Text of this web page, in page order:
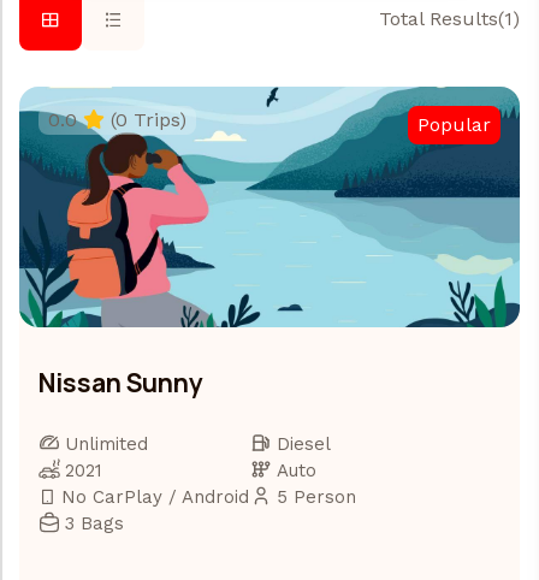
Total Results(1)
0.0 (0 Trips) Popular
Nissan Sunny
Unlimited
Diesel
2021
Auto
No CarPlay / Android
5 Person
3 Bags